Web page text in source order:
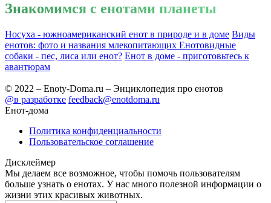
Знакомимся с енотами планеты
Носуха - южноамериканский енот в природе и в доме Виды
енотов: фото и названия млекопитающих Енотовидные
собаки - пес, лиса или енот? Енот в доме - приготовьтесь к
авантюрам
© 2022 – Enoty-Doma.ru – Энциклопедия про енотов
@в разработке feedback@enotdoma.ru
Енот-дома
Политика конфиденциальности
Пользовательское соглашение
Дисклеймер
Мы делаем все возможное, чтобы помочь пользователям
больше узнать о енотах. У нас много полезной информации о
жизни этих красивых животных.